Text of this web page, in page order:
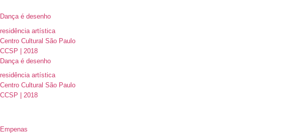
Dança é desenho
residência artística
Centro Cultural São Paulo
CCSP | 2018
Dança é desenho
residência artística
Centro Cultural São Paulo
CCSP | 2018
Empenas